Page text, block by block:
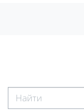
Найти